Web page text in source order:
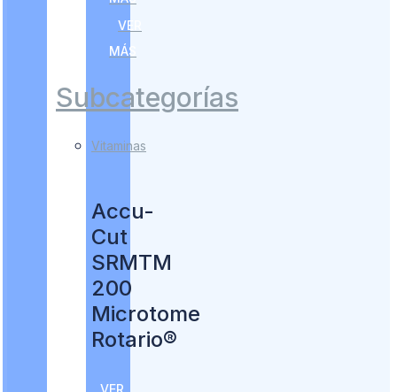
VER
MÁS
Subcategorías
Vitaminas
Accu-
Cut
SRMTM
200
Microtome
Rotario®